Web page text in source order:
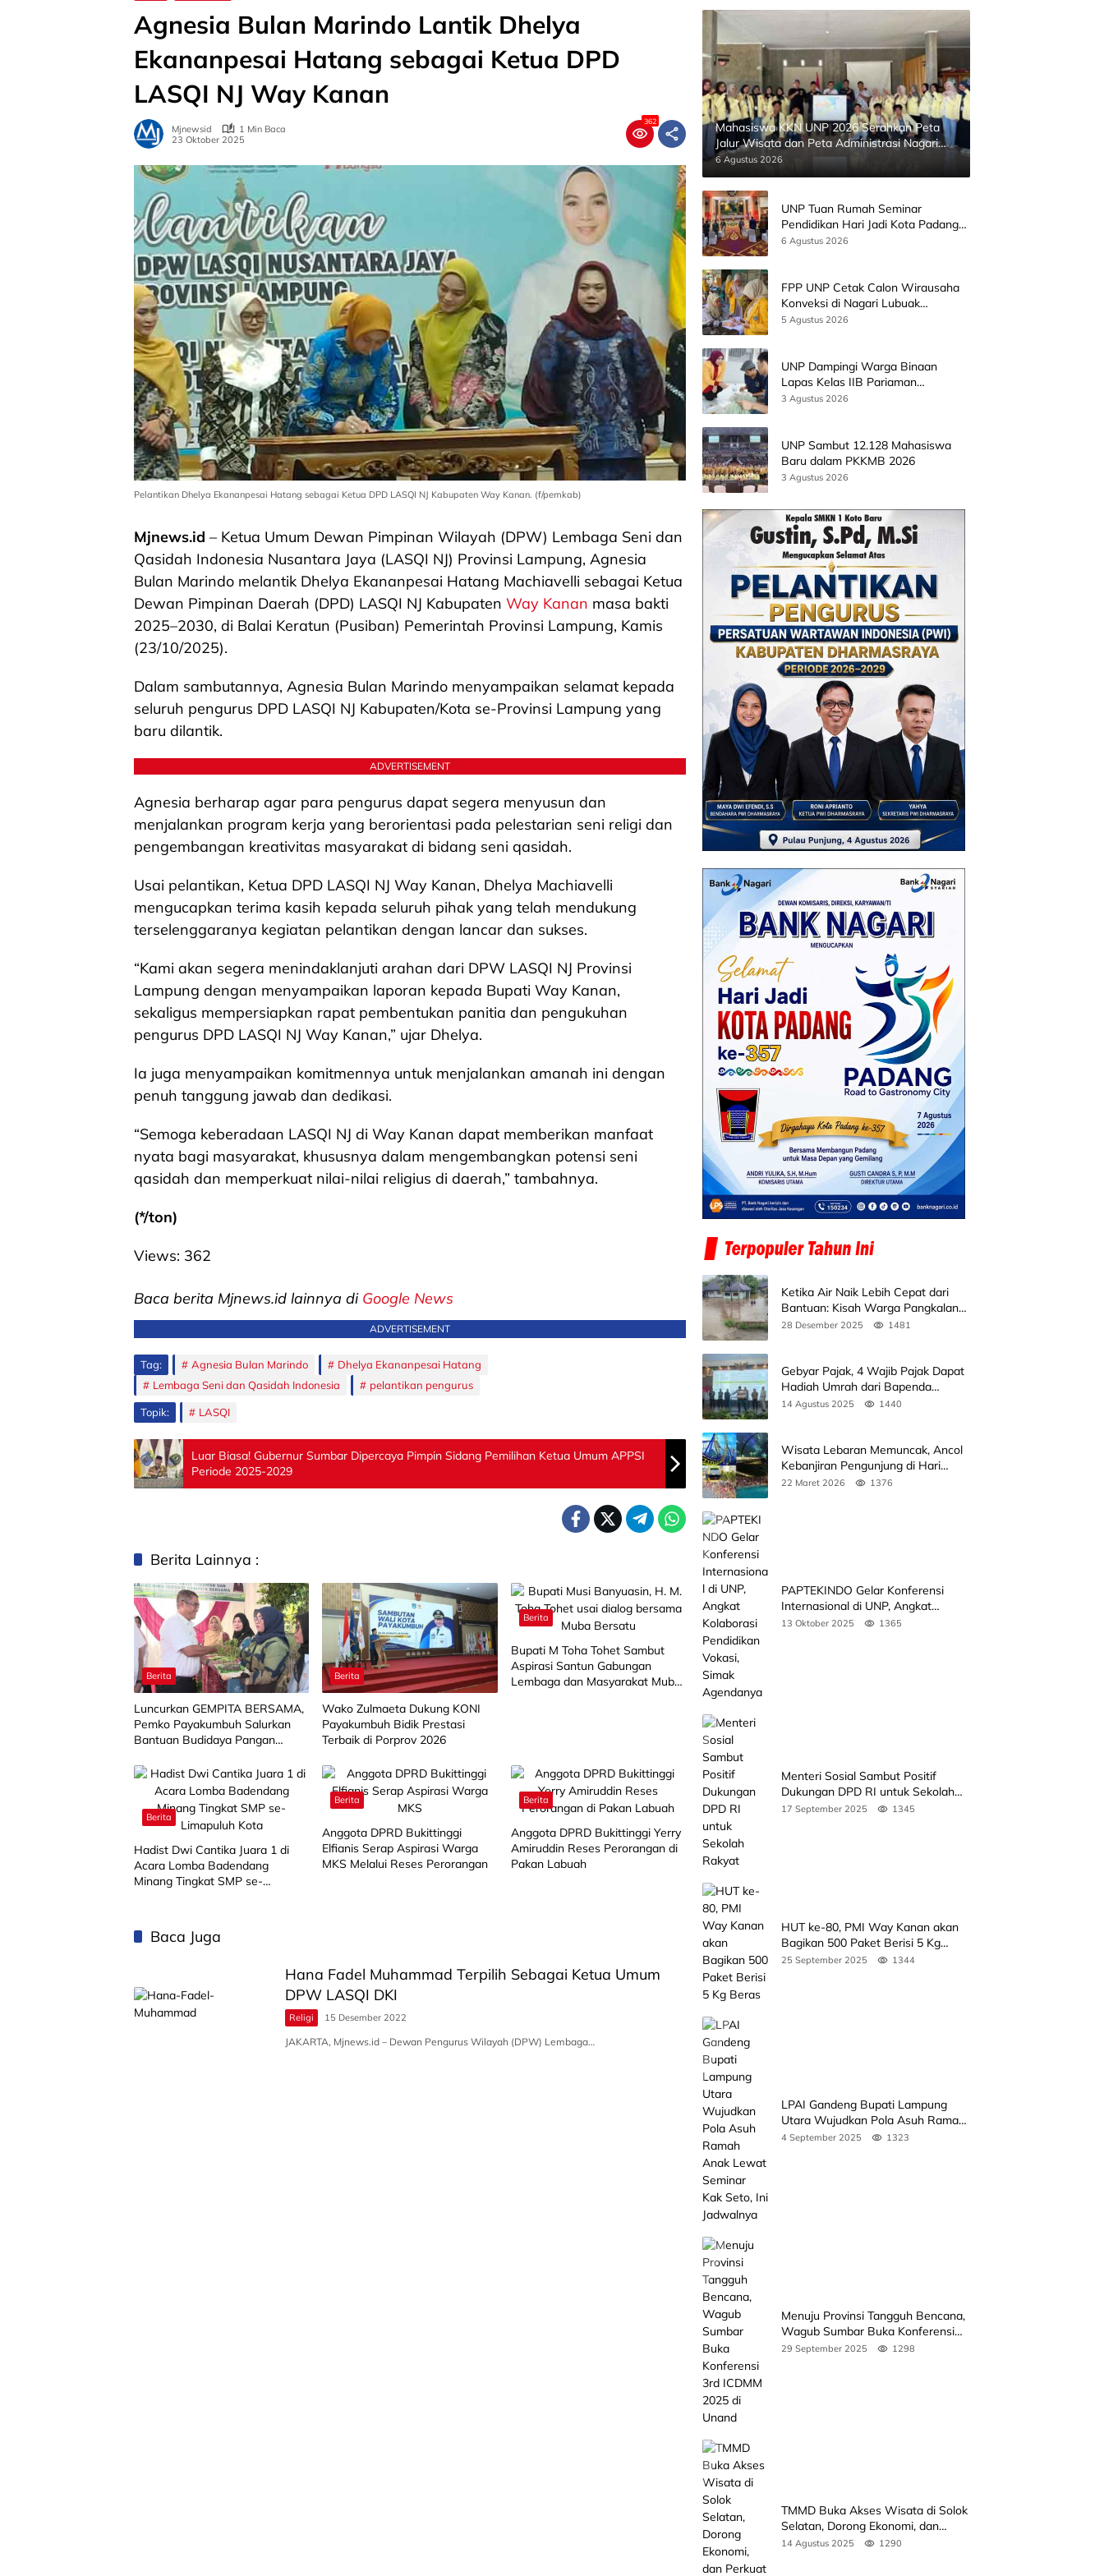
Agnesia Bulan Marindo Lantik Dhelya
Ekananpesai Hatang sebagai Ketua DPD
LASQI NJ Way Kanan
Mjnewsid
1 Min Baca
23 Oktober 2025
362
Pelantikan Dhelya Ekananpesai Hatang sebagai Ketua DPD LASQI NJ Kabupaten Way Kanan. (f/pemkab)
Mjnews.id – Ketua Umum Dewan Pimpinan Wilayah (DPW) Lembaga Seni dan
Qasidah Indonesia Nusantara Jaya (LASQI NJ) Provinsi Lampung, Agnesia
Bulan Marindo melantik Dhelya Ekananpesai Hatang Machiavelli sebagai Ketua
Dewan Pimpinan Daerah (DPD) LASQI NJ Kabupaten Way Kanan masa bakti
2025–2030, di Balai Keratun (Pusiban) Pemerintah Provinsi Lampung, Kamis
(23/10/2025).
Dalam sambutannya, Agnesia Bulan Marindo menyampaikan selamat kepada
seluruh pengurus DPD LASQI NJ Kabupaten/Kota se-Provinsi Lampung yang
baru dilantik.
ADVERTISEMENT
Agnesia berharap agar para pengurus dapat segera menyusun dan
menjalankan program kerja yang berorientasi pada pelestarian seni religi dan
pengembangan kreativitas masyarakat di bidang seni qasidah.
Usai pelantikan, Ketua DPD LASQI NJ Way Kanan, Dhelya Machiavelli
mengucapkan terima kasih kepada seluruh pihak yang telah mendukung
terselenggaranya kegiatan pelantikan dengan lancar dan sukses.
“Kami akan segera menindaklanjuti arahan dari DPW LASQI NJ Provinsi
Lampung dengan menyampaikan laporan kepada Bupati Way Kanan,
sekaligus mempersiapkan rapat pembentukan panitia dan pengukuhan
pengurus DPD LASQI NJ Way Kanan,” ujar Dhelya.
Ia juga menyampaikan komitmennya untuk menjalankan amanah ini dengan
penuh tanggung jawab dan dedikasi.
“Semoga keberadaan LASQI NJ di Way Kanan dapat memberikan manfaat
nyata bagi masyarakat, khususnya dalam mengembangkan potensi seni
qasidah dan memperkuat nilai-nilai religius di daerah,” tambahnya.
(*/ton)
Views: 362
Baca berita Mjnews.id lainnya di Google News
ADVERTISEMENT
Tag: Agnesia Bulan Marindo
Dhelya Ekananpesai Hatang
Lembaga Seni dan Qasidah Indonesia
pelantikan pengurus
Topik: LASQI
Luar Biasa! Gubernur Sumbar Dipercaya Pimpin Sidang Pemilihan Ketua Umum APPSI
Periode 2025-2029
Berita Lainnya :
Berita
Luncurkan GEMPITA BERSAMA,
Pemko Payakumbuh Salurkan
Bantuan Budidaya Pangan
Berita
Wako Zulmaeta Dukung KONI
Payakumbuh Bidik Prestasi
Terbaik di Porprov 2026
Berita
Bupati M Toha Tohet Sambut
Aspirasi Santun Gabungan
Lembaga dan Masyarakat Muba
Berita
Hadist Dwi Cantika Juara 1 di
Acara Lomba Badendang
Minang Tingkat SMP se-
Berita
Anggota DPRD Bukittinggi
Elfianis Serap Aspirasi Warga
MKS Melalui Reses Perorangan
Berita
Anggota DPRD Bukittinggi Yerry
Amiruddin Reses Perorangan di
Pakan Labuah
Baca Juga
Hana Fadel Muhammad Terpilih Sebagai Ketua Umum
DPW LASQI DKI
Religi 15 Desember 2022
JAKARTA, Mjnews.id – Dewan Pengurus Wilayah (DPW) Lembaga…
Mahasiswa KKN UNP 2026 Serahkan Peta
Jalur Wisata dan Peta Administrasi Nagari
Paninggahan
6 Agustus 2026
UNP Tuan Rumah Seminar
Pendidikan Hari Jadi Kota Padang
Bersama Wamen Diktisainstek dan
6 Agustus 2026
FPP UNP Cetak Calon Wirausaha
Konveksi di Nagari Lubuak
Batingkok Limapuluh Kota
5 Agustus 2026
UNP Dampingi Warga Binaan
Lapas Kelas IIB Pariaman
Kembangkan Produk Kreatif
3 Agustus 2026
UNP Sambut 12.128 Mahasiswa
Baru dalam PKKMB 2026
3 Agustus 2026
Ketika Air Naik Lebih Cepat dari
Bantuan: Kisah Warga Pangkalan
Koto Baru Bertahan di Tengah
28 Desember 2025 1481
Gebyar Pajak, 4 Wajib Pajak Dapat
Hadiah Umrah dari Bapenda
Sumbar
14 Agustus 2025 1440
Wisata Lebaran Memuncak, Ancol
Kebanjiran Pengunjung di Hari
Kedua
22 Maret 2026 1376
PAPTEKINDO Gelar Konferensi
Internasional di UNP, Angkat
Kolaborasi Pendidikan Vokasi,
13 Oktober 2025 1365
Menteri Sosial Sambut Positif
Dukungan DPD RI untuk Sekolah
Rakyat
17 September 2025 1345
HUT ke-80, PMI Way Kanan akan
Bagikan 500 Paket Berisi 5 Kg
Beras
25 September 2025 1344
LPAI Gandeng Bupati Lampung
Utara Wujudkan Pola Asuh Ramah
Anak Lewat Seminar Kak Seto, Ini
4 September 2025 1323
Menuju Provinsi Tangguh Bencana,
Wagub Sumbar Buka Konferensi
3rd ICDMM 2025 di Unand
29 September 2025 1298
TMMD Buka Akses Wisata di Solok
Selatan, Dorong Ekonomi, dan
Perkuat Peran Masyarakat
14 Agustus 2025 1290